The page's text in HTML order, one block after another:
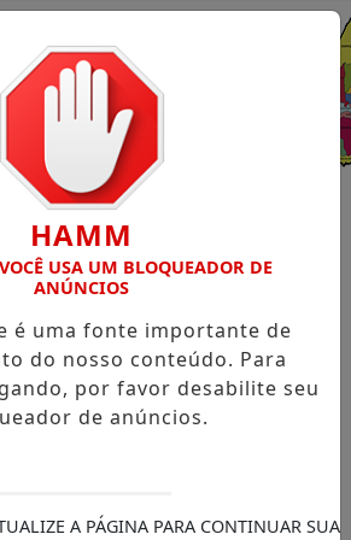
política ganha destaque
atuação voltada ao município
mudanças no programa de
evitar entrada de
Seletiva do Musa e Mister
HAMM
USA UM BLOQUEADOR DE
ANÚNCIOS
é uma fonte importante de
do nosso conteúdo. Para
por favor desabilite seu
de anúncios.
A PÁGINA PARA CONTINUAR SUA